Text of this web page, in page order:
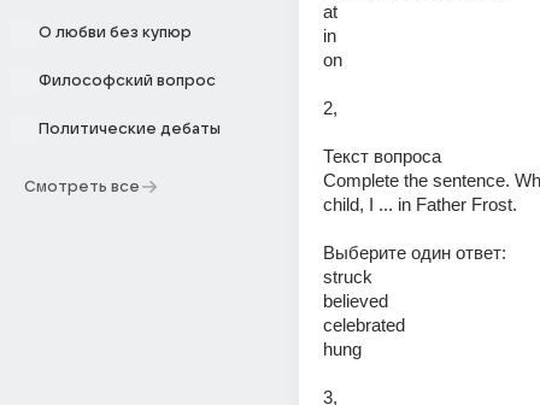
О любви без купюр
Философский вопрос
Политические дебаты
Смотреть все
at
in
on
2,
Текст вопроса
Complete the sentence.
child, I ... in Father Frost.
Выберите один ответ:
struck
believed
celebrated
hung
3,